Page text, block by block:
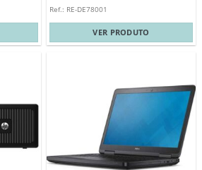
Ref.: RE-DE78001
VER PRODUTO